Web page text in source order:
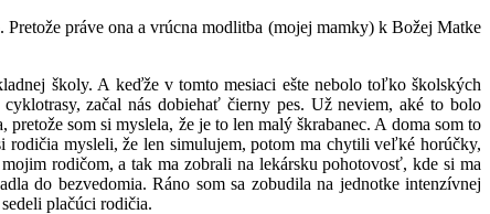
práve ona a vrúcna modlitba (mojej mamky) k Božej Matke
školy. A keďže v tomto mesiaci ešte nebolo toľko školských
začal nás dobiehať čierny pes. Už neviem, aké to bolo
som si myslela, že je to len malý škrabanec. A doma som to
rodičia mysleli, že len simulujem, potom ma chytili veľké horúčky,
rodičom, a tak ma zobrali na lekársku pohotovosť, kde si ma
do bezvedomia. Ráno som sa zobudila na jednotke intenzívnej
plačúci rodičia.